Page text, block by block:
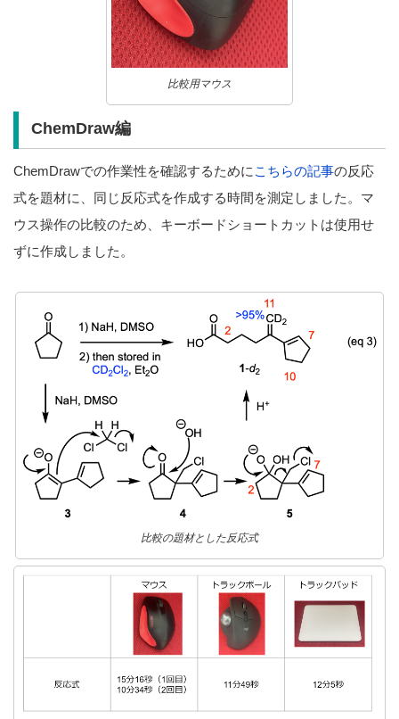
比較用マウス
ChemDraw編
ChemDrawでの作業性を確認するために こちらの記事の反応
式を題材に、同じ反応式を作成する時間を測定しました。マ
ウス操作の比較のため、キーボードショートカットは使用せ
ずに作成しました。
比較の題材とした反応式